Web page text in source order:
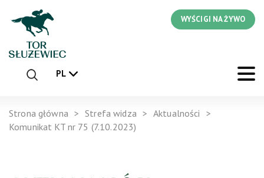
WYŚCIGI NA ŻYWO
PL
Strona główna Strefa widza
Aktualności
Komunikat KT nr 75 (7.10.2023)